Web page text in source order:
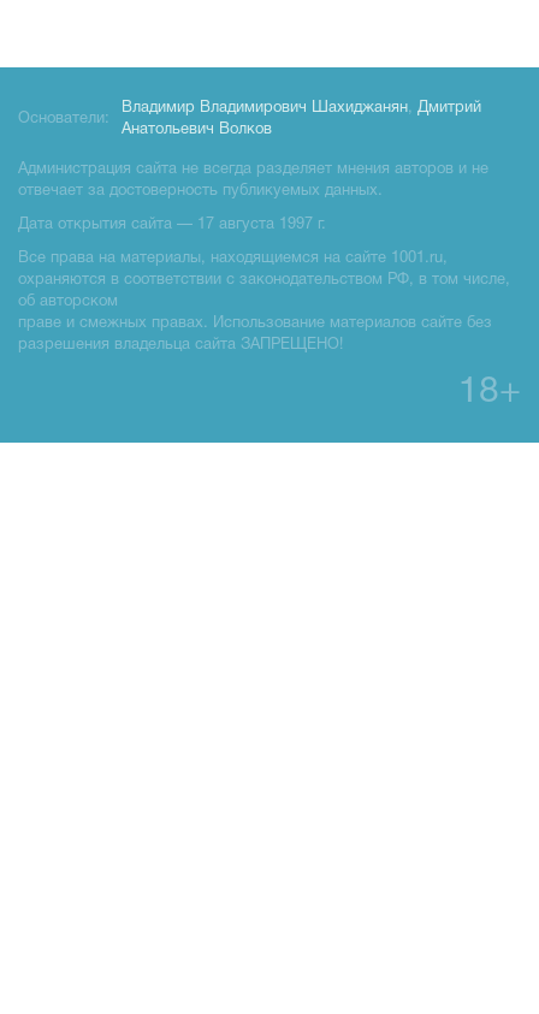
Основатели:
Владимир Владимирович Шахиджанян, Дмитрий
Анатольевич Волков
Администрация сайта не всегда разделяет мнения авторов и не
отвечает за достоверность публикуемых данных.
Дата открытия сайта — 17 августа 1997 г.
Все права на материалы, находящиемся на сайте 1001.ru,
охраняются в соответствии с законодательством РФ, в том числе,
об авторском
праве и смежных правах. Использование материалов сайте без
разрешения владельца сайта ЗАПРЕЩЕНО!
18+